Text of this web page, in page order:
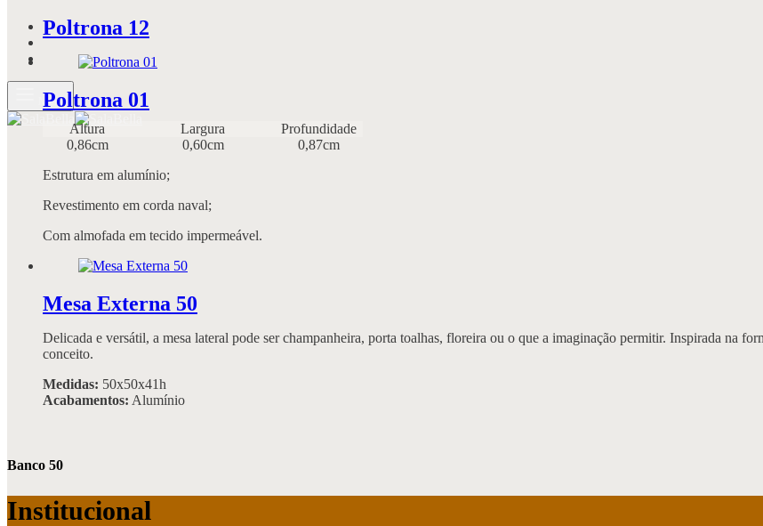
Menu
Poltrona 12
Poltrona 01
Altura Largura
Profundidade
0,86cm
0,60cm
0,87cm
Estrutura em alumínio;
Revestimento em corda naval;
Com almofada em tecido impermeável.
Mesa Externa 50
Delicada e versátil, a mesa lateral pode ser champanheira, porta toalhas, floreira ou o que a imaginação permitir. Inspirada na
conceito.
Medidas: 50x50x41h
Acabamentos: Alumínio
Banco 50
Institucional